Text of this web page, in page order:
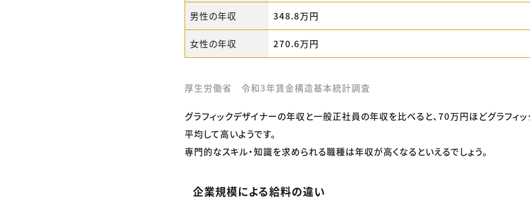
男性の年収 348.8万円
女性の年収 270.6万円
厚生労働省 令和3年賃金構造基本統計調査
グラフィックデザイナーの年収と一般正社員の年収を比べると、70万円ほどグラフィ
平均して高いようです。
専門的なスキル・知識を求められる職種は年収が高くなるといえるでしょう。
企業規模による給料の違い